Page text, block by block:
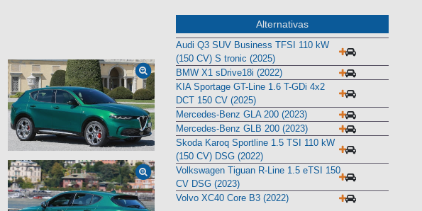
Alternativas
Audi Q3 SUV Business TFSI 110 kW
(150 CV) S tronic (2025)
BMW X1 sDrive18i (2022)
KIA Sportage GT-Line 1.6 T-GDi 4x2
DCT 150 CV (2025)
Mercedes-Benz GLA 200 (2023)
Mercedes-Benz GLB 200 (2023)
Skoda Karoq Sportline 1.5 TSI 110 kW
(150 CV) DSG (2022)
Volkswagen Tiguan R-Line 1.5 eTSI 150
CV DSG (2023)
Volvo XC40 Core B3 (2022)